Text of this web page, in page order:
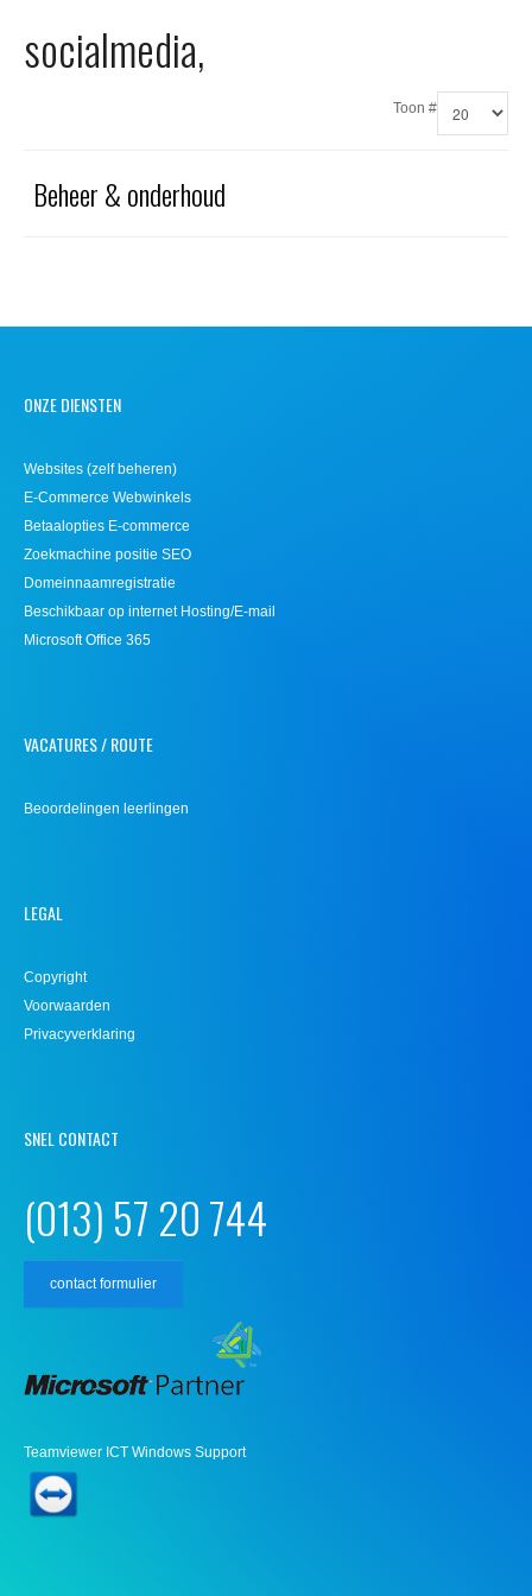
Domeinnaam registreren
socialmedia,
Toon #
Beheer & onderhoud
ONZE DIENSTEN
Websites (zelf beheren)
E-Commerce Webwinkels
Betaalopties E-commerce
Zoekmachine positie SEO
Domeinnaamregistratie
Beschikbaar op internet Hosting/E-mail
Microsoft Office 365
VACATURES / ROUTE
Beoordelingen leerlingen
LEGAL
Copyright
Voorwaarden
Privacyverklaring
SNEL CONTACT
(013) 57 20 744
contact formulier
Teamviewer ICT Windows Support